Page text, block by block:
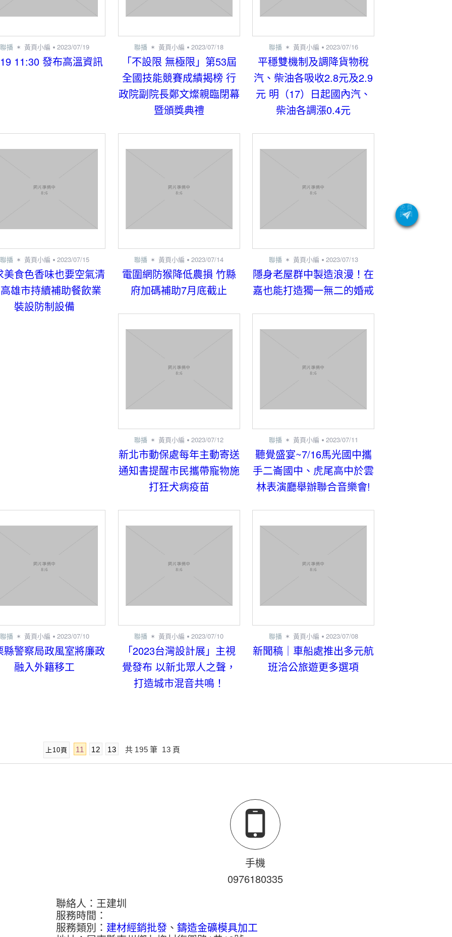
聯播 黃頁小編 2023/07/19
11:30 發布高溫資訊
聯播 黃頁小編 2023/07/18
「不設限 無極限」第53屆
全國技能競賽成績揭榜 行
政院副院長鄭文燦親臨閉幕
暨頒獎典禮
聯播 黃頁小編 2023/07/16
平穩雙機制及調降貨物稅
汽、柴油各吸收2.8元及2.9
元 明（17）日起國內汽、
柴油各調漲0.4元
聯播 黃頁小編 2023/07/15
美食色香味也要空氣清
雄市持續補助餐飲業
裝設防制設備
聯播 黃頁小編 2023/07/14
電圍網防猴降低農損 竹縣
府加碼補助7月底截止
聯播 黃頁小編 2023/07/13
隱身老屋群中製造浪漫！在
嘉也能打造獨一無二的婚戒
聯播 黃頁小編 2023/07/12
新北市動保處每年主動寄送
通知書提醒市民攜帶寵物施
打狂犬病疫苗
聯播 黃頁小編 2023/07/11
聽覺盛宴~7/16馬光國中攜
手二崙國中、虎尾高中於雲
林表演廳舉辦聯合音樂會!
聯播 黃頁小編 2023/07/10
縣警察局政風室將廉政
融入外籍移工
聯播 黃頁小編 2023/07/10
「2023台灣設計展」主視
覺發布 以新北眾人之聲，
打造城市混音共鳴！
聯播 黃頁小編 2023/07/08
新聞稿｜車船處推出多元航
班洽公旅遊更多選項
上10頁 11 12 13 共 195 筆 13 頁
手機
0976180335
聯絡人：王建圳
服務時間：
服務類別： 建材經銷批發 、鑄造金礦模具加工